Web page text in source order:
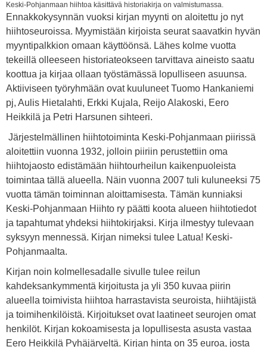
Keski-Pohjanmaan hiihtoa käsittävä historiakirja on valmistumassa.
Ennakkokysynnän vuoksi kirjan myynti on aloitettu jo nyt
hiihtoseuroissa. Myymistään kirjoista seurat saavatkin hyvän
myyntipalkkion omaan käyttöönsä. Lähes kolme vuotta
tekeillä olleeseen historiateokseen tarvittava aineisto saatu
koottua ja kirjaa ollaan työstämässä lopulliseen asuunsa.
Aktiiviseen työryhmään ovat kuuluneet Tuomo Hankaniemi
pj, Aulis Hietalahti, Erkki Kujala, Reijo Alakoski, Eero
Heikkilä ja Petri Harsunen sihteeri.
Järjestelmällinen hiihtotoiminta Keski-Pohjanmaan piirissä
aloitettiin vuonna 1932, jolloin piiriin perustettiin oma
hiihtojaosto edistämään hiihtourheilun kaikenpuoleista
toimintaa tällä alueella. Näin vuonna 2007 tuli kuluneeksi 75
vuotta tämän toiminnan aloittamisesta. Tämän kunniaksi
Keski-Pohjanmaan Hiihto ry päätti koota alueen hiihtotiedot
ja tapahtumat yhdeksi hiihtokirjaksi. Kirja ilmestyy tulevaan
syksyyn mennessä. Kirjan nimeksi tulee Latua! Keski-
Pohjanmaalta.
Kirjan noin kolmellesadalle sivulle tulee reilun
kahdeksankymmentä kirjoitusta ja yli 350 kuvaa piirin
alueella toimivista hiihtoa harrastavista seuroista, hiihtäjistä
ja toimihenkilöistä. Kirjoitukset ovat laatineet seurojen omat
henkilöt. Kirjan kokoamisesta ja lopullisesta asusta vastaa
Eero Heikkilä Pyhäjärveltä. Kirjan hinta on 35 euroa, josta